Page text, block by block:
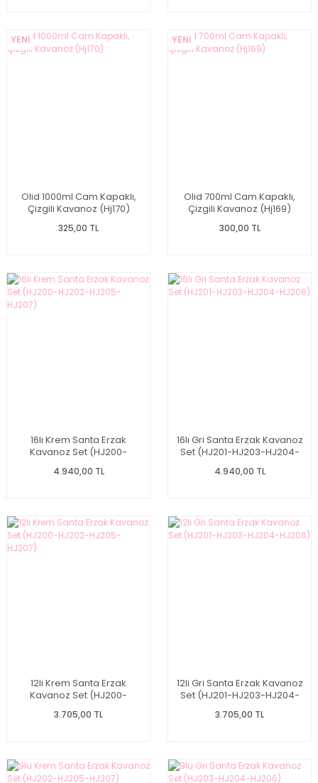
YENİ
Olid 1000ml Cam Kapaklı,
Çizgili Kavanoz (Hj170)
325,00 TL
YENİ
Olid 700ml Cam Kapaklı,
Çizgili Kavanoz (Hj169)
300,00 TL
16lı Krem Santa Erzak
Kavanoz Set (HJ200-
4.940,00 TL
16lı Gri Santa Erzak Kavanoz
Set (HJ201-HJ203-HJ204-
4.940,00 TL
12li Krem Santa Erzak
Kavanoz Set (HJ200-
3.705,00 TL
12li Gri Santa Erzak Kavanoz
Set (HJ201-HJ203-HJ204-
3.705,00 TL